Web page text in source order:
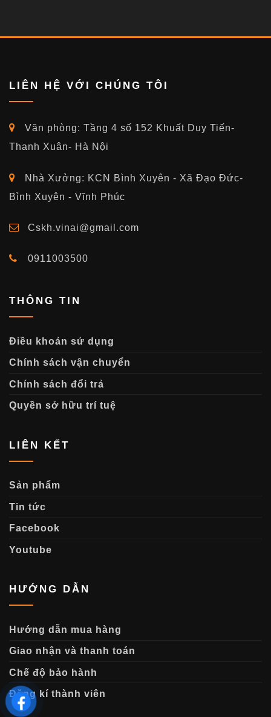
LIÊN HỆ VỚI CHÚNG TÔI
Văn phòng: Tầng 4 số 152 Khuất Duy Tiến-
Thanh Xuân- Hà Nội
Nhà Xưởng: KCN Bình Xuyên - Xã Đạo Đức-
Bình Xuyên - Vĩnh Phúc
Cskh.vinai@gmail.com
0911003500
THÔNG TIN
Điều khoản sử dụng
Chính sách vận chuyển
Chính sách đổi trả
Quyền sở hữu trí tuệ
LIÊN KẾT
Sản phẩm
Tin tức
Facebook
Youtube
HƯỚNG DẪN
Hướng dẫn mua hàng
Giao nhận và thanh toán
Chế độ bảo hành
Đăng kí thành viên